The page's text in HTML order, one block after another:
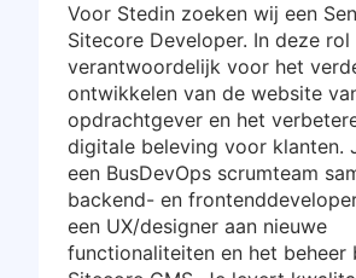
Voor Stedin zoeken wij een
Sitecore Developer. In deze rol
verantwoordelijk voor het
ontwikkelen van de website
opdrachtgever en het
digitale beleving voor klanten.
een BusDevOps scrumteam
backend- en
een UX/designer aan nieuwe
functionaliteiten en het beheer